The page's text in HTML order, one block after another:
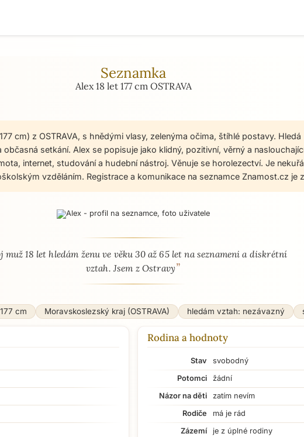
Seznamka
Alex 18 let 177 cm OSTRAVA
cm) z OSTRAVA, s hnědými vlasy, zelenýma očima, štíhlé postavy. Hledá
občasná setkání. Alex se popisuje jako klidný, pozitivní, věrný a
internet, studování a hudební nástroj. Věnuje se horolezectví. Je
vzděláním. Registrace a komunikace na seznamce Znamost.cz je
- seznamka profil
muž 18 let hledám ženu ve věku 30 až 65 let na seznameni a diskrétní
vztah. Jsem z Ostravy”
177 cm Moravskoslezský kraj (OSTRAVA) hledám vztah: nezávazný
Rodina a hodnoty
Stav
svobodný
Potomci
žádní
Názor na děti
zatím nevím
Rodiče
má je rád
Zázemí
je z úplné rodiny